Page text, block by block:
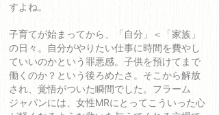
すよね。
子育てが始まってから、「自分」＜「家族」
の日々。自分がやりたい仕事に時間を費やし
ていいのかという罪悪感。子供を預けてまで
働くのか？という後ろめたさ。そこから解放
され、覚悟がついた瞬間でした。フラーム
ジャパンには、女性MRにとってこういった心